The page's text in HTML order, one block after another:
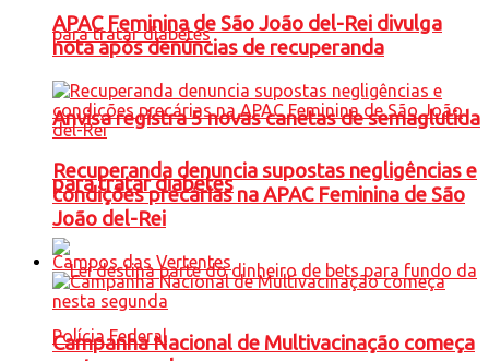
Anvisa registra 5 novas canetas de semaglutida
para tratar diabetes
APAC Feminina de São João del-Rei divulga
nota após denúncias de recuperanda
Recuperanda denuncia supostas negligências e
condições precárias na APAC Feminina de São
João del-Rei
Campos das Vertentes
Campanha Nacional de Multivacinação começa